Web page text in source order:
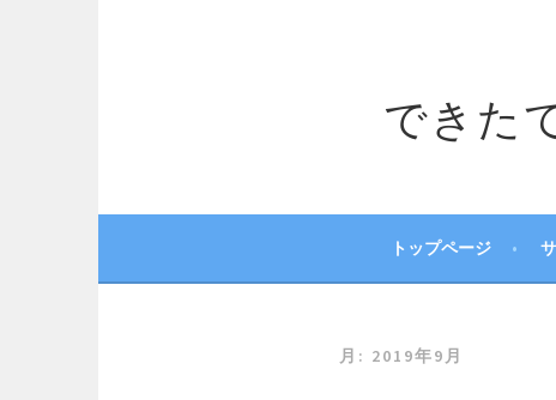
キ
できた
トップページ
月: 2019年9月